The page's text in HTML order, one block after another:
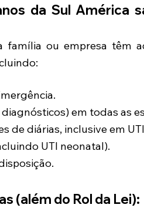
da Sul América
família ou empresa têm
em todas as
de diárias, inclusive em
UTI neonatal).
(além do Rol da Lei):